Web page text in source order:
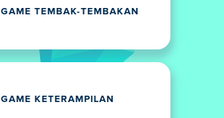
GAME TEMBAK-TEMBAKAN
GAME KETERAMPILAN